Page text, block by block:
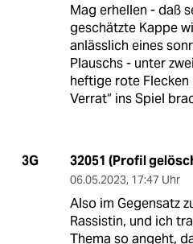
Mag erhellen - daß
geschätzte Kappe
anlässlich eines
Plauschs - unter
heftige rote Flecken
Verrat“ ins Spiel
3G 32051 (Profil
06.05.2023, 17:47 Uhr
Also im Gegensatz
Rassistin, und ich
Thema so angeht,